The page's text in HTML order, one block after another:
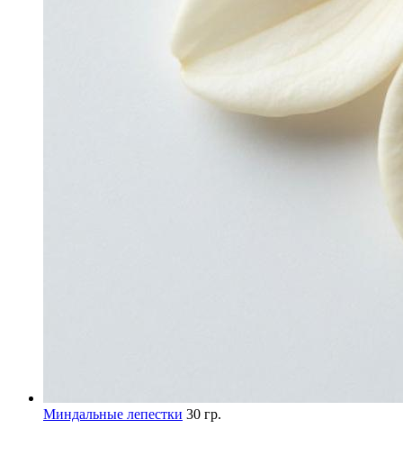
Миндальные лепестки 30 гр.